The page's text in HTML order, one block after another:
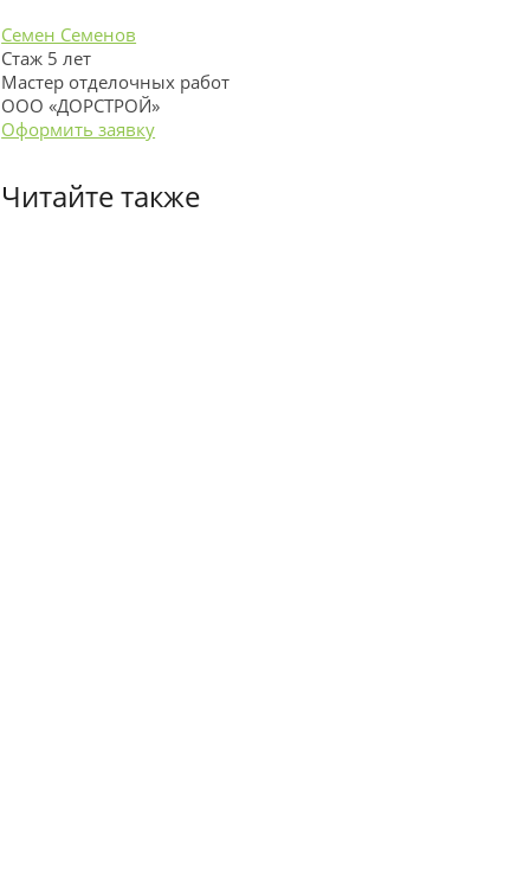
Семен Семенов
Стаж 5 лет
Мастер отделочных работ
ООО «ДОРСТРОЙ»
Оформить заявку
Читайте также